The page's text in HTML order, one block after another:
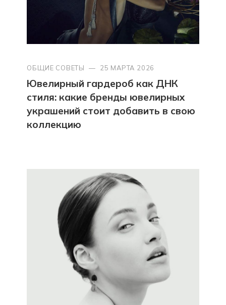
ОБЩИЕ СОВЕТЫ — 25 МАРТА 2026
Ювелирный гардероб как ДНК
стиля: какие бренды ювелирных
украшений стоит добавить в свою
коллекцию